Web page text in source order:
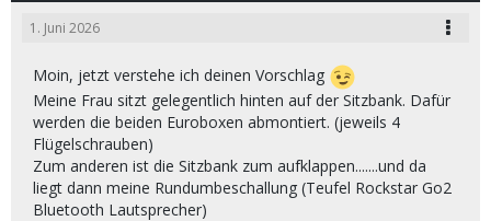
1. Juni 2026
Moin, jetzt verstehe ich deinen Vorschlag
Meine Frau sitzt gelegentlich hinten auf der Sitzbank. Dafür
werden die beiden Euroboxen abmontiert. (jeweils 4
Flügelschrauben)
Zum anderen ist die Sitzbank zum aufklappen.......und da
liegt dann meine Rundumbeschallung (Teufel Rockstar Go2
Bluetooth Lautsprecher)